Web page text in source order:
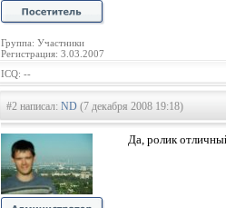
Группа: Участники
Регистрация: 3.03.2007
ICQ: --
#2 написал: ND (7 декабря 2008 19:18)
Да, ролик